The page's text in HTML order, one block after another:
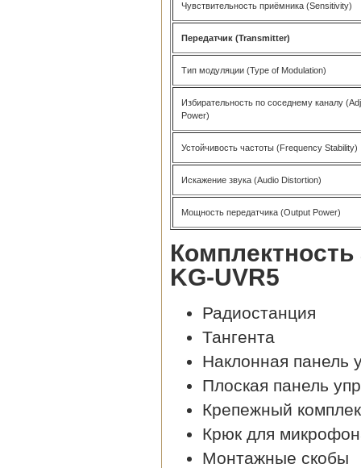
Чувствительность приёмника (Sensitivity)
Передатчик (Transmitter)
Тип модуляции (Type of Modulation)
Избирательность по соседнему каналу
Power)
Устойчивость частоты (Frequency Stability)
Искажение звука (Audio Distortion)
Мощность передатчика (Output Power)
KG-UVR5
Радиостанция
Тангента
Наклонная панель
Плоская панель
Крепежный
Крюк для
Монтажные скобы